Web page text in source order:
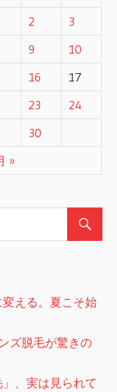
»
2
3
9
10
16
17
23
24
30
変える。夏こそ始
ズ脱毛が驚きの
、実は見られて